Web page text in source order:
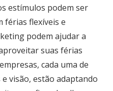
estímulos podem ser
férias flexíveis e
podem ajudar a
suas férias
cada uma de
visão, estão adaptando